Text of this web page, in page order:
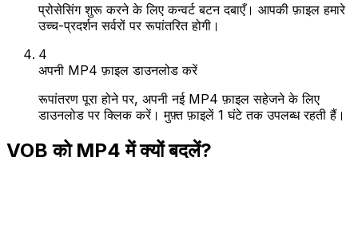
प्रोसेसिंग शुरू करने के लिए कन्वर्ट बटन दबाएँ। आपकी फ़ाइल हमारे
उच्च-प्रदर्शन सर्वरों पर रूपांतरित होगी।
4
अपनी MP4 फ़ाइल डाउनलोड करें
रूपांतरण पूरा होने पर, अपनी नई MP4 फ़ाइल सहेजने के लिए
डाउनलोड पर क्लिक करें। मुफ़्त फ़ाइलें 1 घंटे तक उपलब्ध रहती हैं।
VOB को MP4 में क्यों बदलें?